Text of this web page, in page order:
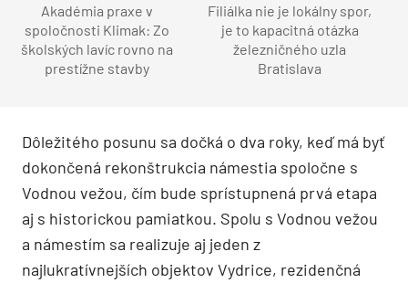
Akadémia praxe v
spoločnosti Klimak: Zo
školských lavíc rovno na
prestížne stavby
Filiálka nie je lokálny spor,
je to kapacitná otázka
železničného uzla
Bratislava
Dôležitého posunu sa dočká o dva roky, keď má byť
dokončená rekonštrukcia námestia spoločne s
Vodnou vežou, čím bude sprístupnená prvá etapa
aj s historickou pamiatkou. Spolu s Vodnou vežou
a námestím sa realizuje aj jeden z
najlukratívnejších objektov Vydrice, rezidenčná